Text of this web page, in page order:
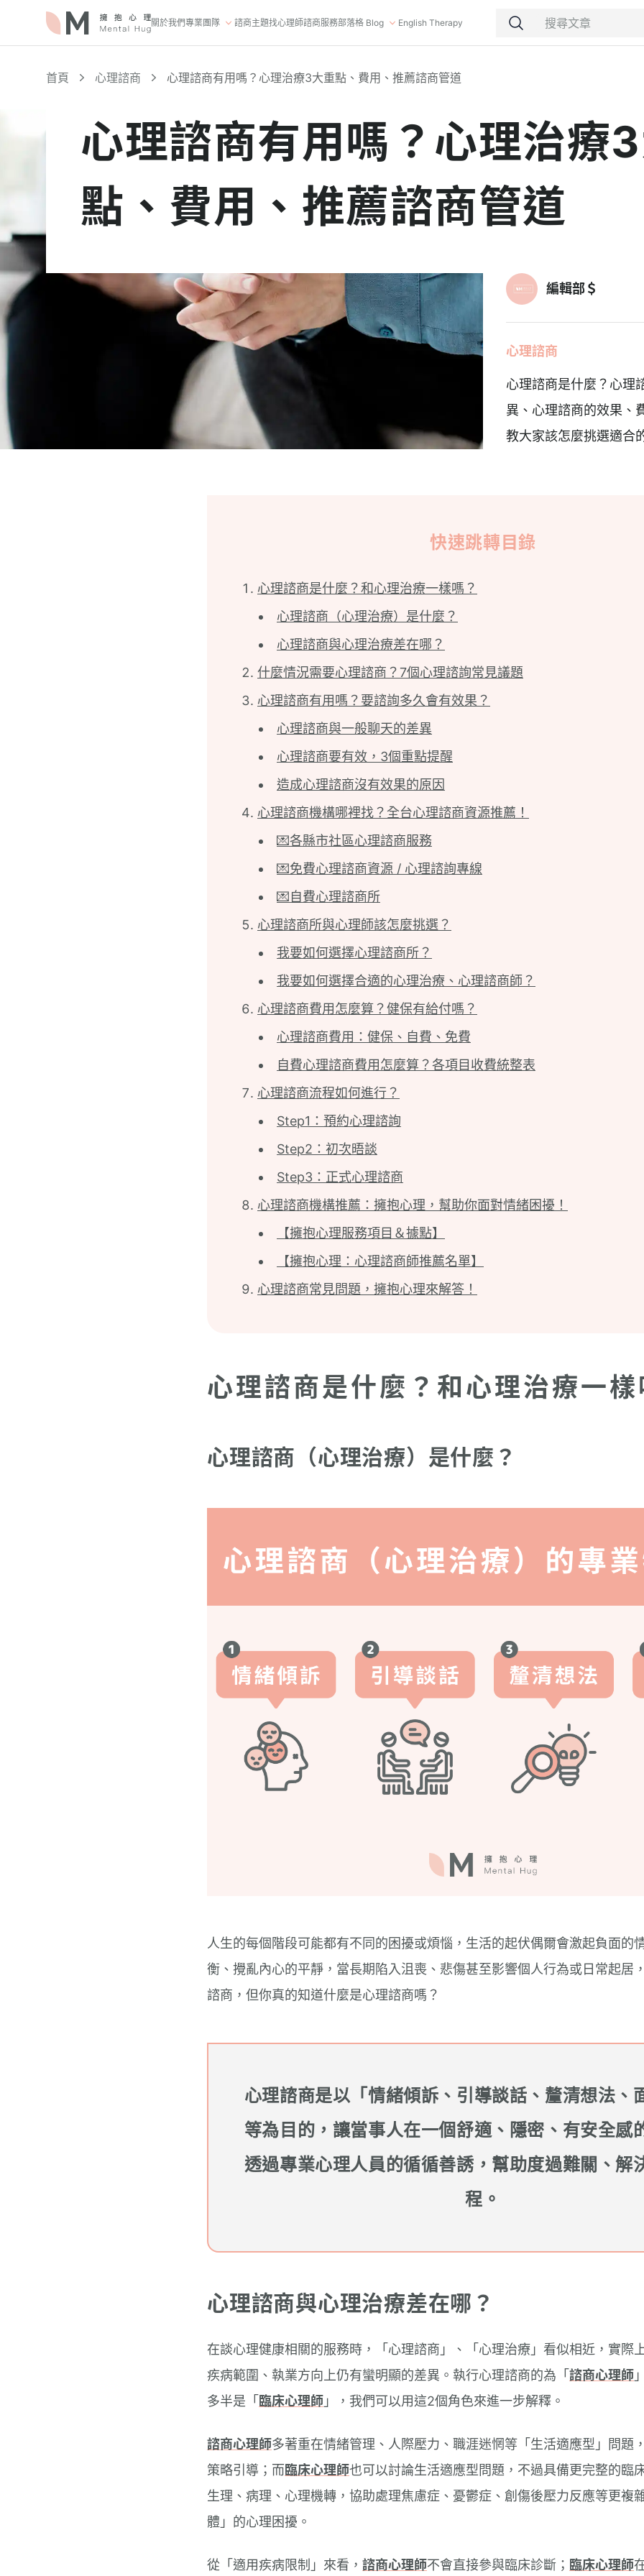
關於我們專業團隊 諮商主題找心理師諮商服務部落格 Blog English Therapy
首頁 心理諮商 心理諮商有用嗎？心理治療3大重點、費用、推薦諮商管道
心理諮商有用嗎？心理治療
點、費用、推薦諮商管道
編輯部＄
心理諮商
心理諮商是什麼？心理
異、心理諮商的效果、
教大家該怎麼挑選適合
快速跳轉目錄
心理諮商是什麼？和心理治療一樣嗎？
心理諮商（心理治療）是什麼？
心理諮商與心理治療差在哪？
什麼情況需要心理諮商？7個心理諮詢常見議題
心理諮商有用嗎？要諮詢多久會有效果？
心理諮商與一般聊天的差異
心理諮商要有效，3個重點提醒
造成心理諮商沒有效果的原因
心理諮商機構哪裡找？全台心理諮商資源推薦！
💌各縣市社區心理諮商服務
💌免費心理諮商資源 / 心理諮詢專線
💌自費心理諮商所
心理諮商所與心理師該怎麼挑選？
我要如何選擇心理諮商所？
我要如何選擇合適的心理治療、心理諮商師？
心理諮商費用怎麼算？健保有給付嗎？
心理諮商費用：健保、自費、免費
自費心理諮商費用怎麼算？各項目收費統整表
心理諮商流程如何進行？
Step1：預約心理諮詢
Step2：初次晤談
Step3：正式心理諮商
心理諮商機構推薦：擁抱心理，幫助你面對情緒困擾！
【擁抱心理服務項目＆據點】
【擁抱心理：心理諮商師推薦名單】
心理諮商常見問題，擁抱心理來解答！
心理諮商是什麼？和心理治療一
心理諮商（心理治療）是什麼？
人生的每個階段可能都有不同的困擾或煩惱，生活的起伏偶爾會激起負面的
衡、攪亂內心的平靜，當長期陷入沮喪、悲傷甚至影響個人行為或日常起居
諮商，但你真的知道什麼是心理諮商嗎？
心理諮商是以「情緒傾訴、引導談話、釐清想法、
等為目的，讓當事人在一個舒適、隱密、有安全感
透過專業心理人員的循循善誘，幫助度過難關、解
心理諮商與心理治療差在哪？
在談心理健康相關的服務時，「心理諮商」、「心理治療」看似相近，實際
疾病範圍、執業方向上仍有蠻明顯的差異。執行心理諮商的為「 諮商心理師
多半是「 臨床心理師 」，我們可以用這2個角色來進一步解釋。
諮商心理師多著重在情緒管理、人際壓力、職涯迷惘等「生活適應型」問題
策略引導；而臨床心理師也可以討論生活適應型問題，不過具備更完整的臨
生理、病理、心理機轉，協助處理焦慮症、憂鬱症、創傷後壓力反應等更複
體」的心理困擾。
從「適用疾病限制」來看， 諮商心理師不會直接參與臨床診斷； 臨床心理師